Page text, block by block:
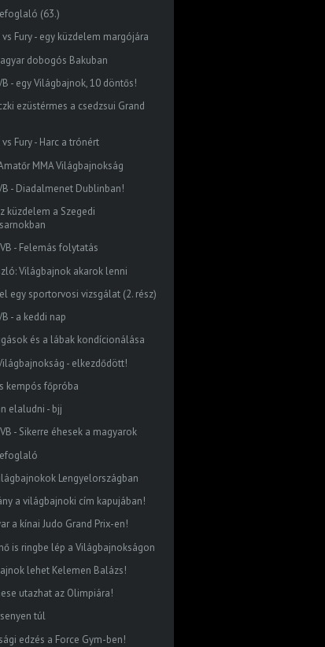
(63.)
Fury - egy küzdelem margójára
dobogós Bakuban
- egy Világbajnok, 10 döntős!
ezüstérmes a csedzsui Grand
Fury - Harc a trónért
MMA Világbajnokság
- Diadalmenet Dublinban!
küzdelem a Szegedi
- Felemás folytatás
Világbajnok akarok lenni
egy sportorvosi vizsgálat (2. rész)
- a keddi nap
és a lábak kondícionálása
- elkezdődött!
kempós főpróba
elaludni - bjj
- Sikerre éhesek a magyarok
Lengyelországban
a világbajnoki cím kapujában!
a kínai Judo Grand Prix-en!
is ringbe lép a Világbajnokságon
lehet Kelemen Balázs!
utazhat az Olimpiára!
túl
edzés a Force Gym-ben!